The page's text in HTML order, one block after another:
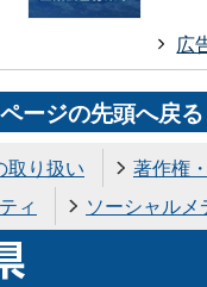
広
ページの先頭へ戻る
取り扱い
著作権
ィ
ソーシャル